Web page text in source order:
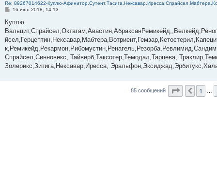
Re: 89267014622-­­­­­­­­­­­Куплю-
С
о
б
щ
е
и
е
16 июл 2018, 14:13
Куплю
Спрайсел,Синновекс, Тайверб,Таксотер,Темодал,Тарцева,
Золерикс,Зитига,Нексавар,Иресса,
85 сообщений Страница
Пред.
1 …